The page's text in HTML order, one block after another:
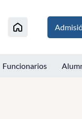
Funcionarios